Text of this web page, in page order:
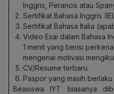
Inggris, Perancis atau
Sertifikat Bahasa Inggris
Sertifikat Bahasa Italia
Video Esai dalam Bahasa
1 menit yang berisi
mengenai motivasi
CV/Resume terbaru
Paspor yang masih berlaku
Beasiswa IYT biasanya